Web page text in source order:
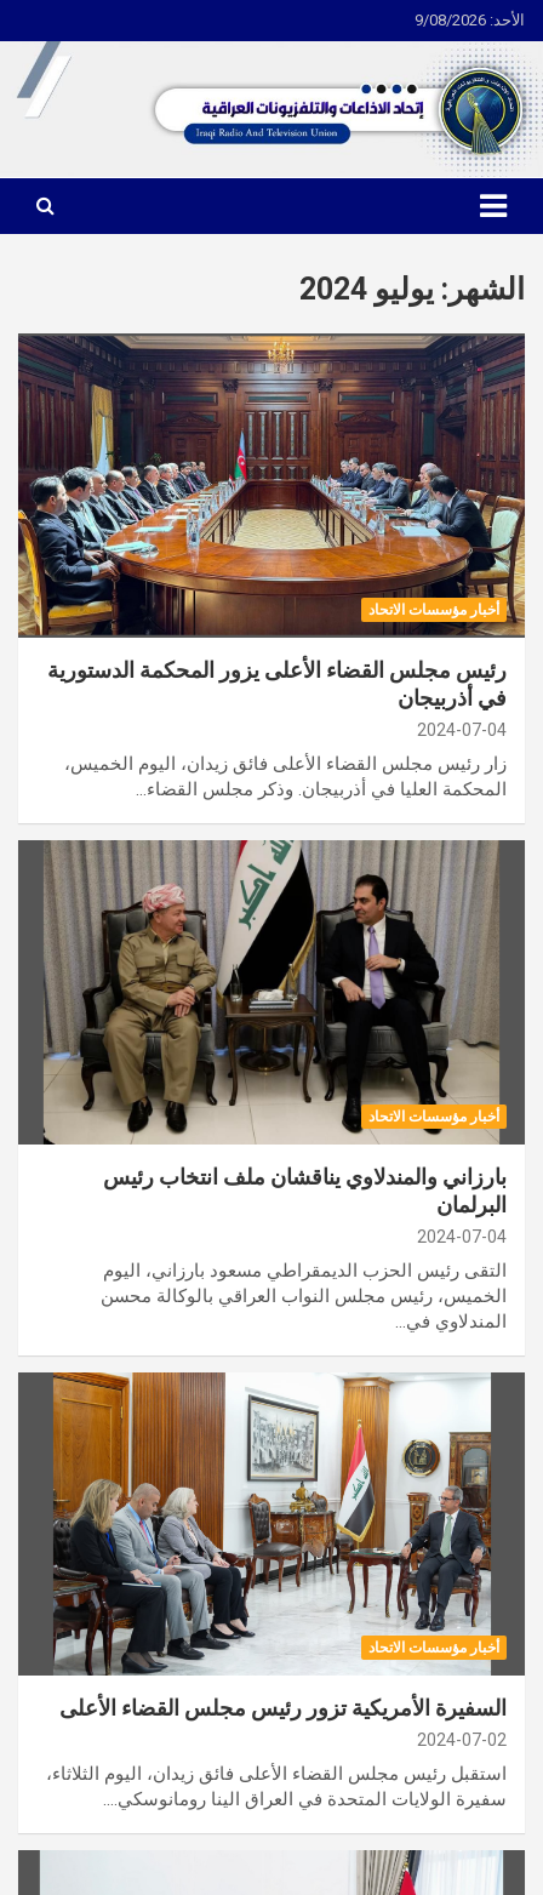
الأحد: 9/08/2026
Skip
to
content
اتحاد الاذاعات والتلفزيونات العراقية
الشهر: يوليو 2024
أخبار مؤسسات الاتحاد
رئيس مجلس القضاء الأعلى يزور المحكمة الدستورية
في أذربيجان
2024-07-04
زار رئيس مجلس القضاء الأعلى فائق زيدان، اليوم الخميس،
المحكمة العليا في أذربيجان. وذكر مجلس القضاء…
أخبار مؤسسات الاتحاد
بارزاني والمندلاوي يناقشان ملف انتخاب رئيس
البرلمان
2024-07-04
التقى رئيس الحزب الديمقراطي مسعود بارزاني، اليوم
الخميس، رئيس مجلس النواب العراقي بالوكالة محسن
المندلاوي في…
أخبار مؤسسات الاتحاد
السفيرة الأمريكية تزور رئيس مجلس القضاء الأعلى
2024-07-02
استقبل رئيس مجلس القضاء الأعلى فائق زيدان، اليوم الثلاثاء،
سفيرة الولايات المتحدة في العراق الينا رومانوسكي.…